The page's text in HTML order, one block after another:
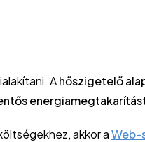
Ahőszigetelő
akkor aWeb-